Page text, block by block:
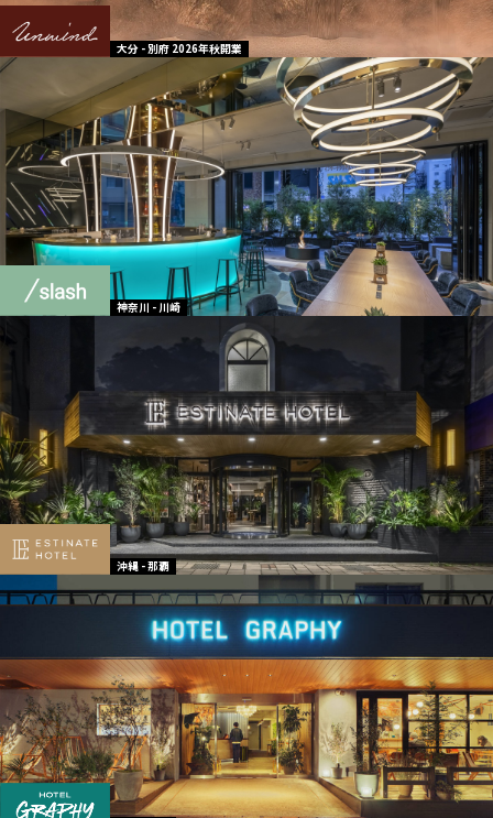
大分 - 別府 2026年秋開業
神奈川 - 川崎
沖縄 - 那覇